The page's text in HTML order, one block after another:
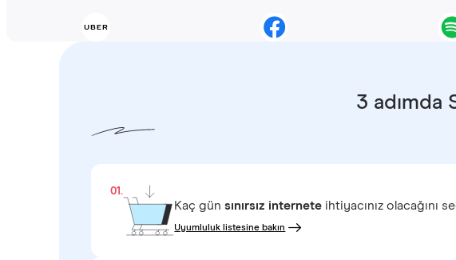
3 adımda
01.
Kaç günsınırsız internete ihtiyacınız olacağını
Uyumluluk listesine bakın